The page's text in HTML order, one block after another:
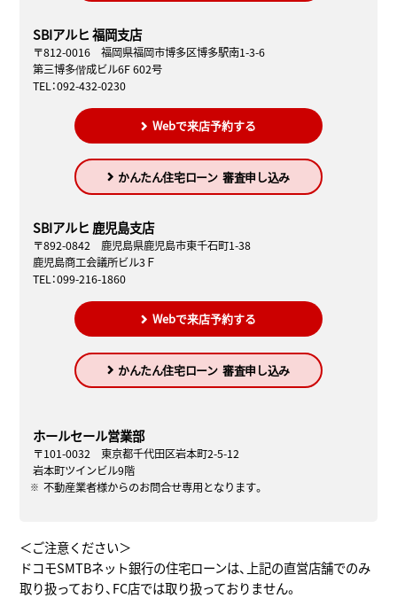
SBIアルヒ 福岡支店
〒812-0016 福岡県福岡市博多区博多駅南1-3-6
第三博多偕成ビル6F 602号
TEL：092-432-0230
Webで来店予約する
かんたん住宅ローン 審査申し込み
SBIアルヒ 鹿児島支店
〒892-0842 鹿児島県鹿児島市東千石町1-38
鹿児島商工会議所ビル3Ｆ
TEL：099-216-1860
Webで来店予約する
かんたん住宅ローン 審査申し込み
ホールセール営業部
〒101-0032 東京都千代田区岩本町2-5-12
岩本町ツインビル9階
不動産業者様からのお問合せ専用となります。
＜ご注意ください＞
ドコモSMTBネット銀行の住宅ローンは、上記の直営店舗でのみ
取り扱っており、FC店では取り扱っておりません。